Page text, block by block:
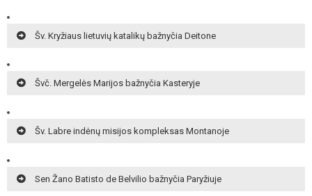
Šv. Kryžiaus lietuvių katalikų bažnyčia Deitone
Švč. Mergelės Marijos bažnyčia Kasteryje
Šv. Labre indėnų misijos kompleksas Montanoje
Sen Žano Batisto de Belvilio bažnyčia Paryžiuje